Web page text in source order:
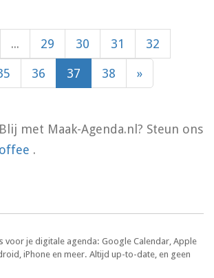
... 29 30 31 32
36 37 38 »
Blij met Maak-Agenda.nl? Steun ons
.
voor je digitale agenda: Google Calendar, Apple
iPhone en meer. Altijd up-to-date, en geen